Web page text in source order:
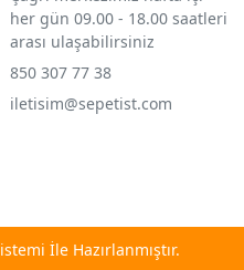
her gün 09.00 - 18.00 saatleri
arası ulaşabilirsiniz
850 307 77 38
iletisim@sepetist.com
İle Hazırlanmıştır.